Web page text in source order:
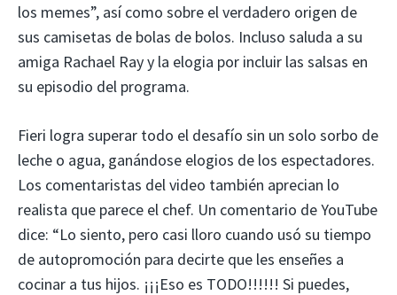
los memes”, así como sobre el verdadero origen de
sus camisetas de bolas de bolos. Incluso saluda a su
amiga Rachael Ray y la elogia por incluir las salsas en
su episodio del programa.
Fieri logra superar todo el desafío sin un solo sorbo de
leche o agua, ganándose elogios de los espectadores.
Los comentaristas del video también aprecian lo
realista que parece el chef. Un comentario de YouTube
dice: “Lo siento, pero casi lloro cuando usó su tiempo
de autopromoción para decirte que les enseñes a
cocinar a tus hijos. ¡¡¡Eso es TODO!!!!!! Si puedes,